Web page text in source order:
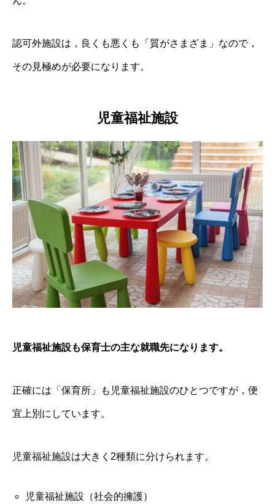
認可外施設は，良くも悪くも「質がさまざま」なので，
その見極めが必要になります。
児童福祉施設
児童福祉施設も保育士の主な就職先になります。
正確には「保育所」も児童福祉施設のひとつですが，便
宜上別にしています。
児童福祉施設は大きく2種類に分けられます。
児童福祉施設（社会的擁護）